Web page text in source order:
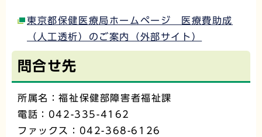
東京都保健医療局ホームページ 医療費助成
（人工透析）のご案内（外部サイト）
問合せ先
所属名：福祉保健部障害者福祉課
電話：042-335-4162
ファックス：042-368-6126